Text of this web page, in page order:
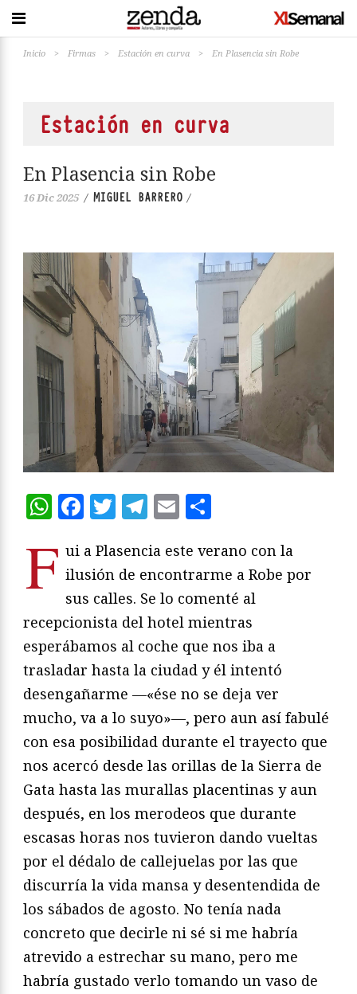
Inicio > Firmas > Estación en curva > En Plasencia sin Robe
Estación en curva
En Plasencia sin Robe
16 Dic 2025 / MIGUEL BARRERO /
WhatsApp
Facebook
Twitter
Telegram
Email
F ui a Plasencia este verano con la
ilusión de encontrarme a Robe por
sus calles. Se lo comenté al
recepcionista del hotel mientras
esperábamos al coche que nos iba a
trasladar hasta la ciudad y él intentó
desengañarme —«ése no se deja ver
mucho, va a lo suyo»—, pero aun así fabulé
con esa posibilidad durante el trayecto que
nos acercó desde las orillas de la Sierra de
Gata hasta las murallas placentinas y aun
después, en los merodeos que durante
escasas horas nos tuvieron dando vueltas
por el dédalo de callejuelas por las que
discurría la vida mansa y desentendida de
los sábados de agosto. No tenía nada
concreto que decirle ni sé si me habría
atrevido a estrechar su mano, pero me
habría gustado verlo tomando un vaso de